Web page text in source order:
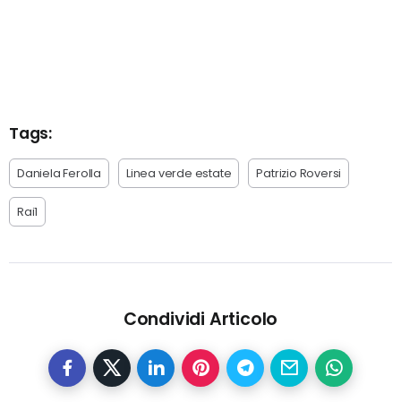
Tags:
Daniela Ferolla Linea verde estate Patrizio Roversi
Rai1
Condividi Articolo